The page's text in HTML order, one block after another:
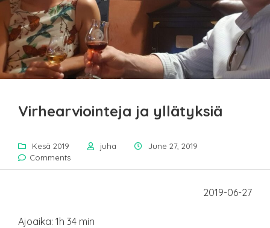
Virhearviointeja ja yllätyksiä
Kesä 2019 juha
June 27, 2019
Comments
2019-06-27
Ajoaika: 1h 34 min